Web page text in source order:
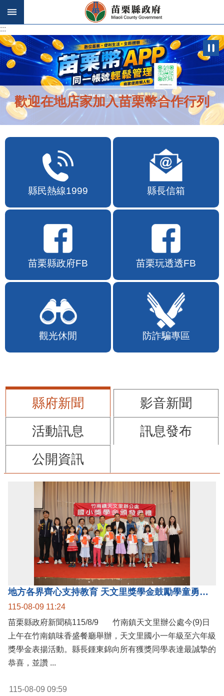
跳到主要內容區塊
:::
:::
歡迎在地店家加入苗栗幣合作行列
縣民熱線1999 縣長信箱
苗栗縣政府FB 苗栗玩透透FB
觀光休閒 防詐騙專區
縣府新聞
影音新聞
活動訊息
訊息發布
公開資訊
地方各界齊心支持教育 天文里獎學金鼓勵學童勇敢追夢
115-08-09 11:24
苗栗縣政府新聞稿115/8/9 竹南鎮天文里辦公處今(9)日
上午在竹南鎮味香盛餐廳舉辦，天文里國小一年級至六年級
獎學金表揚活動。縣長鍾東錦向所有獲獎同學表達最誠摯的
115-08-09 09:59